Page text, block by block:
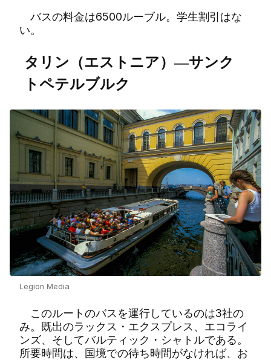
バスの料金は6500ルーブル。学生割引はな
い。
タリン（エストニア）―サンク
トペテルブルク
Legion Media
このルートのバスを運行しているのは3社の
み。既出のラックス・エクスプレス、エコライ
ンズ、そしてバルティック・シャトルである。
所要時間は、国境での待ち時間がなければ、お